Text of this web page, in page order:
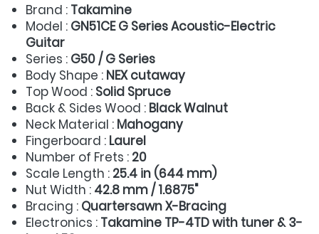
Brand : Takamine
Model : GN51CE G Series Acoustic-Electric
Guitar
Series : G50 / G Series
Body Shape : NEX cutaway
Top Wood : Solid Spruce
Back & Sides Wood : Black Walnut
Neck Material : Mahogany
Fingerboard : Laurel
Number of Frets : 20
Scale Length : 25.4 in (644 mm)
Nut Width : 42.8 mm / 1.6875"
Bracing : Quartersawn X-Bracing
Electronics : Takamine TP-4TD with tuner & 3-